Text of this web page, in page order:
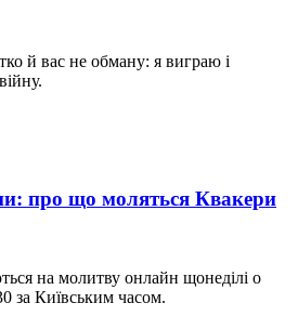
й вас не обману: я виграю і
про що моляться Квакери
на молитву онлайн щонеділі о
за Київським часом.